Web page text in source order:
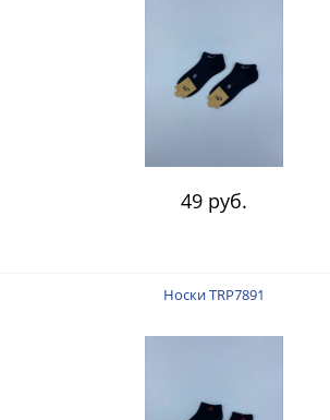
49 руб.
Носки TRP7891